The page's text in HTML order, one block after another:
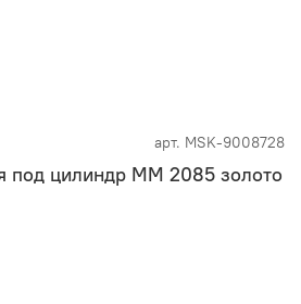
арт. MSK-9008728
под цилиндр MM 2085 золото